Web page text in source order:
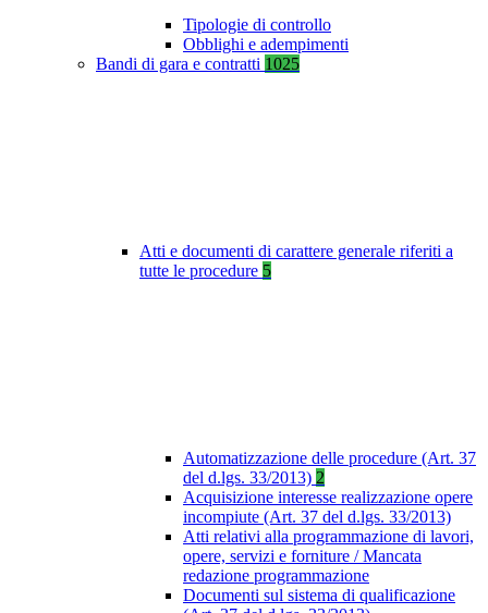
Tipologie di controllo
Obblighi e adempimenti
Bandi di gara e contratti 1025
Atti e documenti di carattere generale riferiti a
tutte le procedure 5
Automatizzazione delle procedure (Art. 37
del d.lgs. 33/2013) 2
Acquisizione interesse realizzazione opere
incompiute (Art. 37 del d.lgs. 33/2013)
Atti relativi alla programmazione di lavori,
opere, servizi e forniture / Mancata
redazione programmazione
Documenti sul sistema di qualificazione